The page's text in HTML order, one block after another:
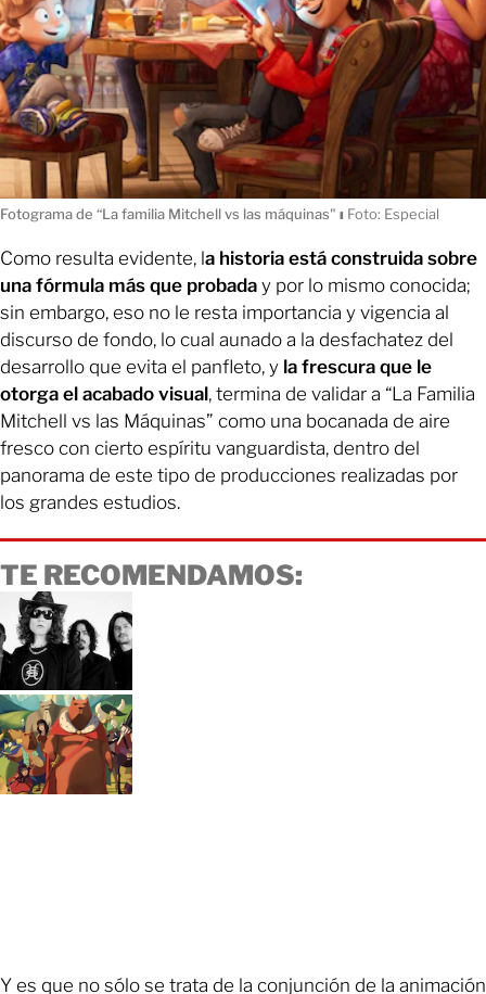
Fotograma de “La familia Mitchell vs las máquinas" ı Foto: Especial
Como resulta evidente, la historia está construida sobre
una fórmula más que probada y por lo mismo conocida;
sin embargo, eso no le resta importancia y vigencia al
discurso de fondo, lo cual aunado a la desfachatez del
desarrollo que evita el panfleto, y la frescura que le
otorga el acabado visual, termina de validar a “La Familia
Mitchell vs las Máquinas” como una bocanada de aire
fresco con cierto espíritu vanguardista, dentro del
panorama de este tipo de producciones realizadas por
los grandes estudios.
TE RECOMENDAMOS:
Y es que no sólo se trata de la conjunción de la animación